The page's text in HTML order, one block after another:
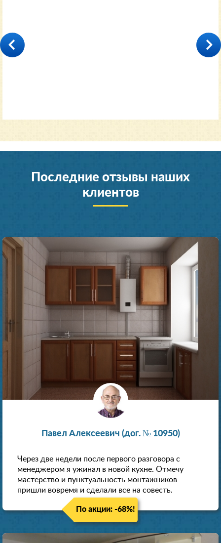
Последние отзывы наших
клиентов
Павел Алексеевич (дог. № 10950)
Через две недели после первого разговора с
менеджером я ужинал в новой кухне. Отмечу
мастерство и пунктуальность монтажников -
пришли вовремя и сделали все на совесть.
По акции: -68%!